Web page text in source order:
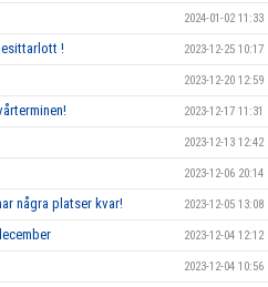
2024-01-02 11:33
! 2023-12-25 10:17
2023-12-20 12:59
2023-12-17 11:31
2023-12-13 12:42
2023-12-06 20:14
några platser kvar! 2023-12-05 13:08
2023-12-04 12:12
2023-12-04 10:56